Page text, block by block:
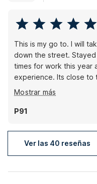
This is my go to. I will
down the street.
times for work this year
experience. Its close to
need access too. Front
not really a fan of the
washer and one dryer.
transactions to get
wash instead
Mostrar más
P91
Ver las 40 reseñas